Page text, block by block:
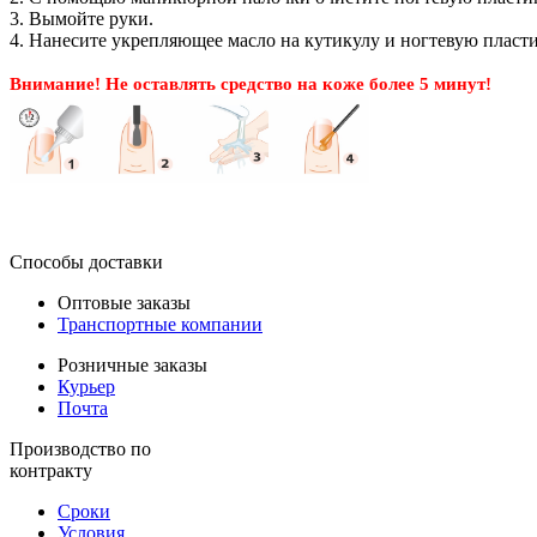
3. Вымойте руки.
4. Нанесите укрепляющее масло на кутикулу и ногтевую
Внимание! Не оставлять средство на коже более 5 минут!
Способы доставки
Оптовые заказы
Транспортные компании
Розничные заказы
Курьер
Почта
Производство по
контракту
Сроки
Условия